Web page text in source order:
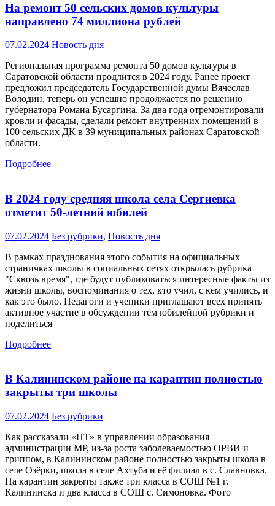
На ремонт 50 сельских домов культуры
направлено 74 миллиона рублей
07.02.2024 Новость дня
Региональная программа ремонта 50 домов культуры в
Саратовской области продлится в 2024 году. Ранее проект
предложил председатель Государственной думы Вячеслав
Володин, теперь он успешно продолжается по решению
губернатора Романа Бусаргина. За два года отремонтировали
кровли и фасады, сделали ремонт внутренних помещений в
100 сельских ДК в 39 муниципальных районах Саратовской
области.
Подробнее
В 2024 году средняя школа села Сергиевка
отметит 50-летний юбилей
07.02.2024 Без рубрики, Новость дня
В рамках празднования этого события на официальных
страничках школы в социальных сетях открылась рубрика
"Сквозь время", где будут публиковаться интересные факты из
жизни школы, воспоминания о тех, кто учил, с кем учились, и
как это было. Педагоги и ученики приглашают всех принять
активное участие в обсуждении тем юбилейной рубрики и
поделиться
Подробнее
В Калининском районе на карантин полностью
закрыты три школы
07.02.2024 Без рубрики
Как рассказали «НТ» в управлении образования
администрации МР, из-за роста заболеваемостью ОРВИ и
гриппом, в Калининском районе полностью закрыты школа в
селе Озёрки, школа в селе Ахтуба и её филиал в с. Славновка.
На карантин закрыты также три класса в СОШ №1 г.
Калининска и два класса в СОШ с. Симоновка. Фото